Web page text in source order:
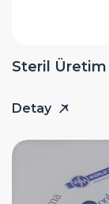
Steril Üretim
Detay